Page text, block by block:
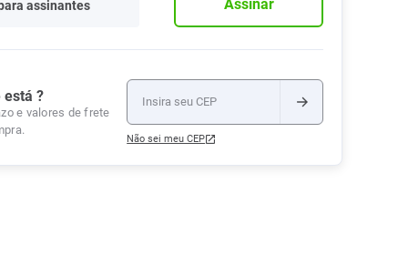
Lenços e Toalhas
Umedecidas
Protetor de Colchão
Roupas Íntimas
Ver Tudo
Ver Tudo
Ver Tudo
Esponjas
Ver Tudo
assinantes Assinar
está ?
e valores de frete
Não sei meu CEP